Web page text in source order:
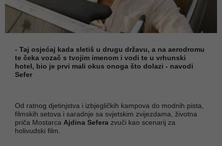
- Taj osjećaj kada sletiš u drugu državu, a na aerodromu
te čeka vozač s tvojim imenom i vodi te u vrhunski
hotel, bio je prvi mali okus onoga što dolazi - navodi
Sefer
Od ratnog djetinjstva i izbjegličkih kampova do modnih pista,
filmskih setova i saradnje sa svjetskim zvijezdama, životna
priča Mostarca Ajdina Sefera zvuči kao scenarij za
holivudski film.